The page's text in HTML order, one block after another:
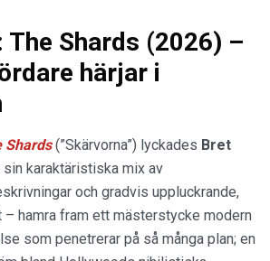
The Shards (2026) –
härjar i
Shards(”Skärvorna”) lyckades Bret
sin karaktäristiska mix av
och gradvis uppluckrande,
hamra fram ett mästerstycke modern
som penetrerar på så många plan; en